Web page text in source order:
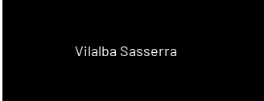
Vilalba Sasserra